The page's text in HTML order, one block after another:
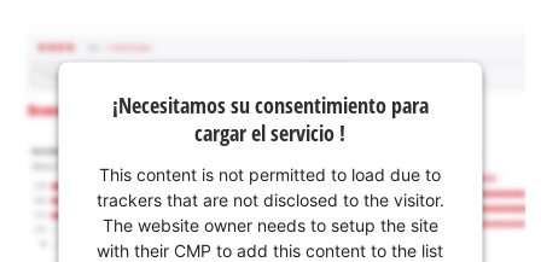
¡Necesitamos su consentimiento para
cargar el servicio !
This content is not permitted to load due to
trackers that are not disclosed to the visitor.
The website owner needs to setup the site
with their CMP to add this content to the list